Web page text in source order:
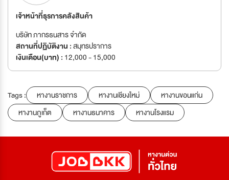
เจ้าหน้าที่ธุรการคลังสินค้า
บริษัท ภากรธนสาร จำกัด
สถานที่ปฏิบัติงาน :สมุทรปราการ
เงินเดือน(บาท) : 12,000 - 15,000
Tags : หางานราชการ หางานเชียงใหม่
หางานขอนแก่น
หางานภูเก็ต
หางานธนาคาร หางานโรงแรม